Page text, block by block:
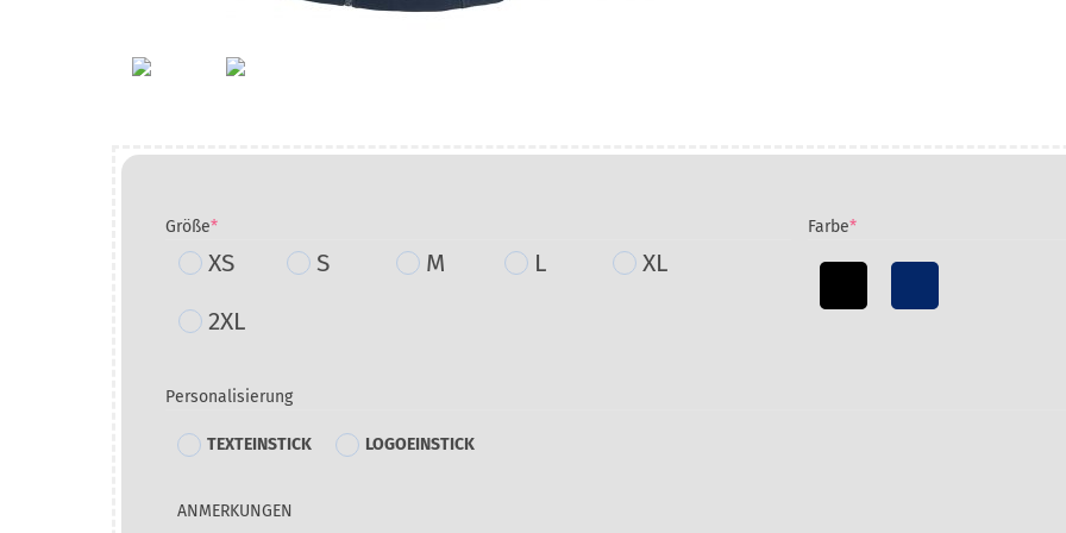
Größe*(required)
XS S M L
XL
2XL
Farbe*(required)
Personalisierung
TEXTEINSTICK LOGOEINSTICK
ANMERKUNGEN